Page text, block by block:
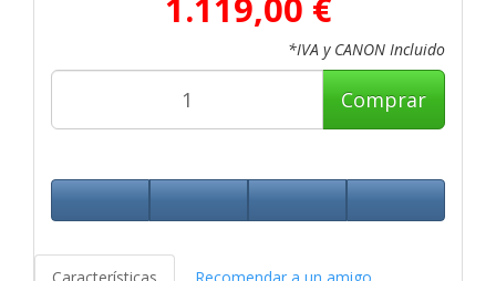
*IVA y CANON Incluido
Comprar
Características Recomendar a un amigo